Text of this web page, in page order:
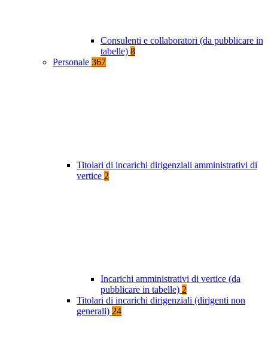
Consulenti e collaboratori (da pubblicare in
tabelle) 8
Personale 367
Titolari di incarichi dirigenziali amministrativi di
vertice 2
Incarichi amministrativi di vertice (da
pubblicare in tabelle) 2
Titolari di incarichi dirigenziali (dirigenti non
generali) 24